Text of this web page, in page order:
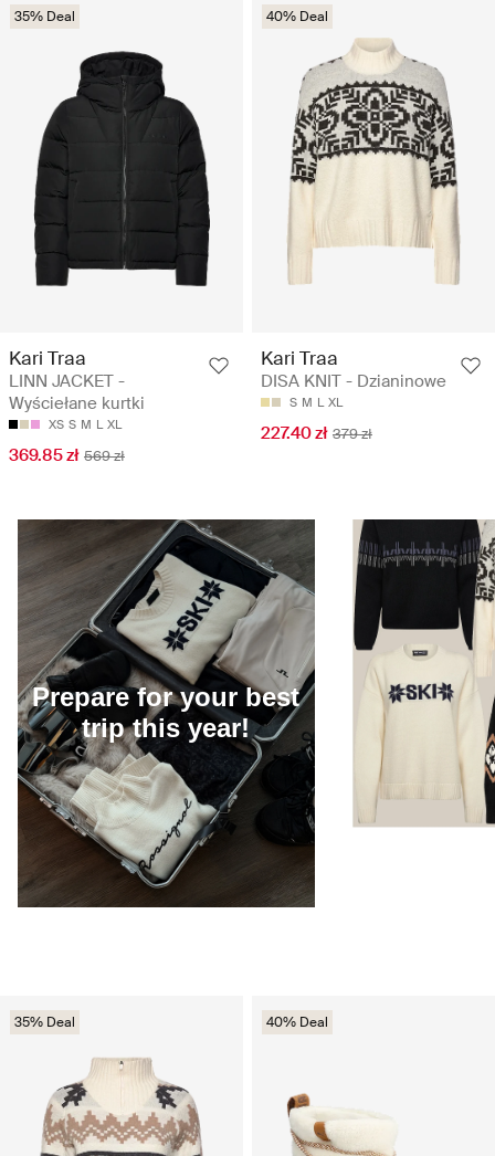
35% Deal
Kari Traa
LINN JACKET -
Wyściełane kurtki
XS S M L XL
369.85 zł 569 zł
40% Deal
Kari Traa
DISA KNIT - Dzianinowe
S M L XL
227.40 zł 379 zł
35% Deal 40% Deal
Prepare for your best
trip this year!